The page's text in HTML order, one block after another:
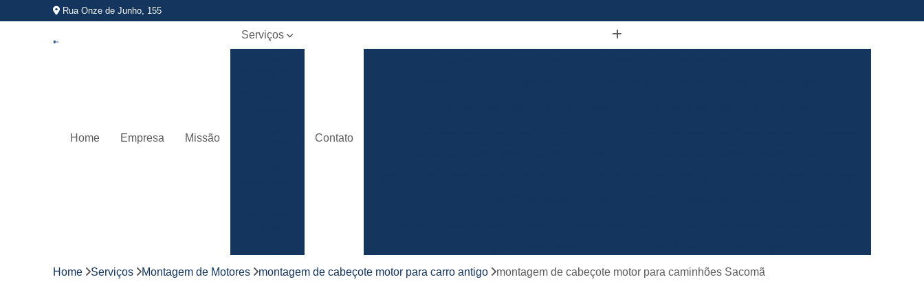
Rua Onze de Junho, 155
Home Empresa Missão
Serviços
Contato
Retífica para Motor de Carro de Competição
Retífica para Motor de Carro Especial
Home Serviços Montagem de Motores montagem de cabeçote motor para carro antigo montagem de cabeçote motor para caminhões Sacomã